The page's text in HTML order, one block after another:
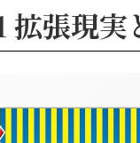
拡張現